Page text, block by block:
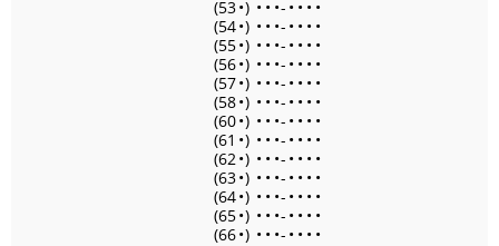
(53•) • • •- • • • •
(54•) • • •- • • • •
(55•) • • •- • • • •
(56•) • • •- • • • •
(57•) • • •- • • • •
(58•) • • •- • • • •
(60•) • • •- • • • •
(61 •) • • •- • • • •
(62•) • • •- • • • •
(63•) • • •- • • • •
(64•) • • •- • • • •
(65•) • • •- • • • •
(66•) • • •- • • • •